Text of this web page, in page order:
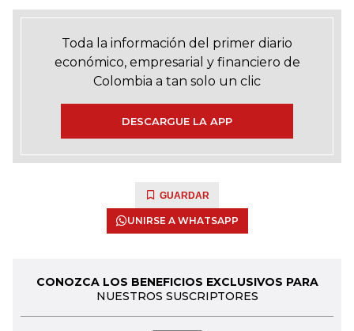
Toda la información del primer diario
económico, empresarial y financiero de
Colombia a tan solo un clic
DESCARGUE LA APP
GUARDAR
UNIRSE A WHATSAPP
CONOZCA LOS BENEFICIOS EXCLUSIVOS PARA
NUESTROS SUSCRIPTORES